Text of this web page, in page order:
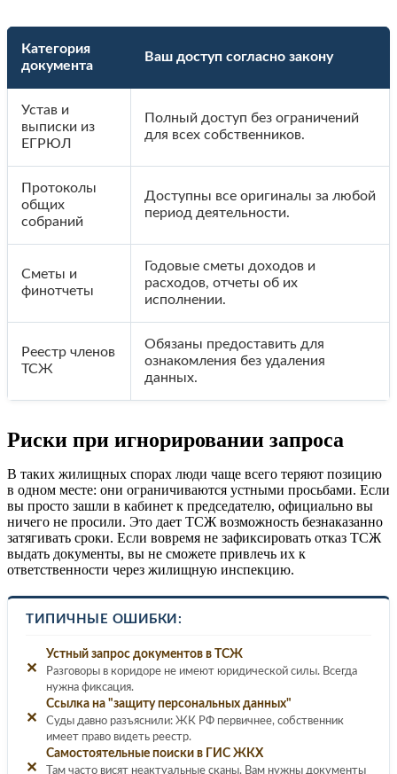
Категория
документа
Ваш доступ согласно закону
Устав и
выписки из
ЕГРЮЛ
Полный доступ без ограничений
для всех собственников.
Протоколы
общих
собраний
Доступны все оригиналы за любой
период деятельности.
Сметы и
финотчеты
Годовые сметы доходов и
расходов, отчеты об их
исполнении.
Реестр членов
ТСЖ
Обязаны предоставить для
ознакомления без удаления
данных.
Риски при игнорировании запроса
В таких жилищных спорах люди чаще всего теряют позицию
в одном месте: они ограничиваются устными просьбами. Если
вы просто зашли в кабинет к председателю, официально вы
ничего не просили. Это дает ТСЖ возможность безнаказанно
затягивать сроки. Если вовремя не зафиксировать отказ ТСЖ
выдать документы, вы не сможете привлечь их к
ответственности через жилищную инспекцию.
ТИПИЧНЫЕ ОШИБКИ:
✕
Устный запрос документов в ТСЖ
Разговоры в коридоре не имеют юридической силы. Всегда
нужна фиксация.
✕
Ссылка на "защиту персональных данных"
Суды давно разъяснили: ЖК РФ первичнее, собственник
имеет право видеть реестр.
✕
Самостоятельные поиски в ГИС ЖКХ
Там часто висят неактуальные сканы. Вам нужны документы